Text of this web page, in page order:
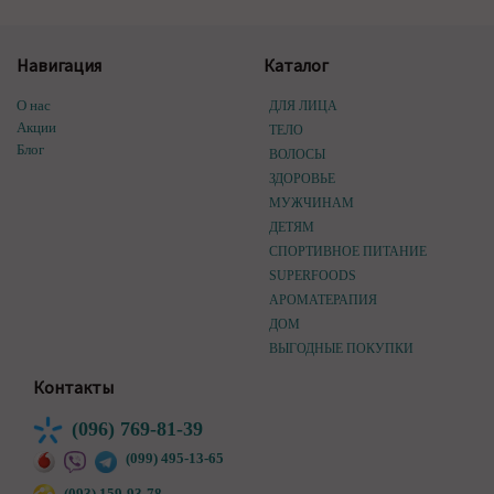
Навигация
О нас
Акции
Блог
Каталог
ДЛЯ ЛИЦА
ТЕЛО
ВОЛОСЫ
ЗДОРОВЬЕ
МУЖЧИНАМ
ДЕТЯМ
СПОРТИВНОЕ ПИТАНИЕ
SUPERFOODS
АРОМАТЕРАПИЯ
ДОМ
ВЫГОДНЫЕ ПОКУПКИ
Контакты
(096) 769-81-39
(099) 495-13-65